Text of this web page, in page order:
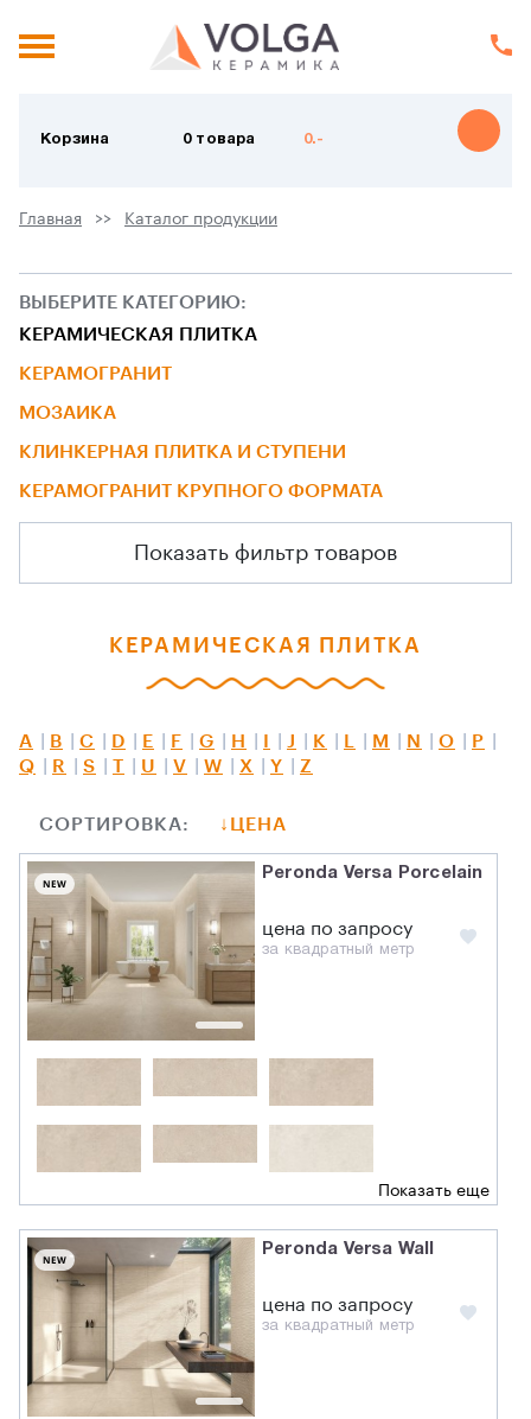
Корзина 0 товара 0.-
Главная Каталог продукции
ВЫБЕРИТЕ КАТЕГОРИЮ:
КЕРАМИЧЕСКАЯ ПЛИТКА
КЕРАМОГРАНИТ
МОЗАИКА
КЛИНКЕРНАЯ ПЛИТКА И СТУПЕНИ
КЕРАМОГРАНИТ КРУПНОГО ФОРМАТА
Показать фильтр товаров
КЕРАМИЧЕСКАЯ ПЛИТКА
A B C D E F G H J K M N O
P
Q
R S T U V W X Y Z
СОРТИРОВКА: ЦЕНА
NEW
Peronda Versa Porcelain
цена по запросу
за квадратный метр
Показать еще
NEW
Peronda Versa Wall
цена по запросу
за квадратный метр